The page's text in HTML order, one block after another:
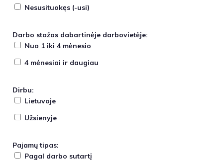
Nesusituokęs (-usi)
Darbo stažas dabartinėje darbovietėje:
Nuo 1 iki 4 mėnesio
4 mėnesiai ir daugiau
Dirbu:
Lietuvoje
Užsienyje
Pajamų tipas:
Pagal darbo sutartį